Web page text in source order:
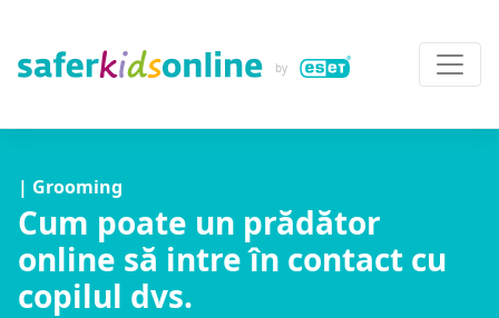
| Grooming
Cum poate un prădător
online să intre în contact cu
copilul dvs.